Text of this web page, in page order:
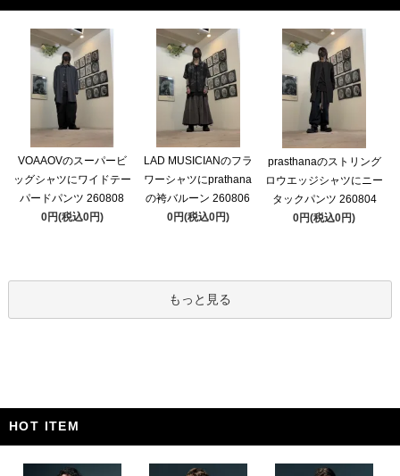
VOAAOVのスーパービ
ッグシャツにワイドテー
パードパンツ 260808
0円(税込0円)
LAD MUSICIANのフラ
ワーシャツにprathana
の袴バルーン 260806
0円(税込0円)
prasthanaのストリング
ロウエッジシャツにニー
タックパンツ 260804
0円(税込0円)
もっと見る
HOT ITEM